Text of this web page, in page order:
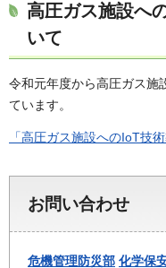
高圧ガス施設へ
いて
令和元年度から高圧ガス施
ています。
「高圧ガス施設へのIoT技
お問い合わせ
危機管理防災部 化学保